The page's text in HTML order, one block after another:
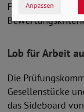
Form und
Lob für Arbeit
Die
Gesellenstücke
das Sideboard
Anpassen